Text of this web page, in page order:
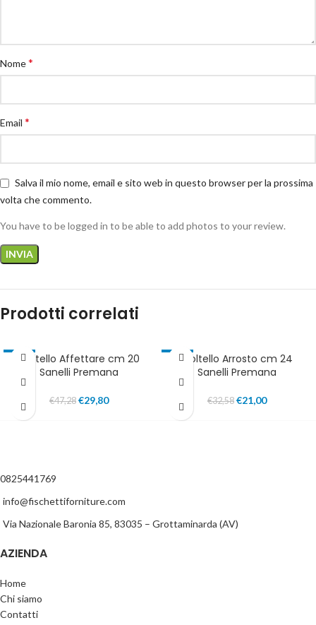
Nome*
Email *
Salva il mio nome, email e sito web in questo browser per la prossima
volta che commento.
You have to be logged in to be able to add photos to your review.
Prodotti correlati
-37%
IN EVIDENZA
Coltello Affettare cm 20
Sanelli Premana
€47,28 €29,80
-36%
IN EVIDENZA
Coltello Arrosto cm 24
Sanelli Premana
€32,58 €21,00
0825441769
info@fischettiforniture.com
Via Nazionale Baronia 85, 83035 – Grottaminarda (AV)
AZIENDA
Home
Chi siamo
Contatti